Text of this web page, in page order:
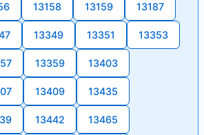
13158 13159 13187
13349 13351 13353
13359 13403
13409 13435
13442 13465